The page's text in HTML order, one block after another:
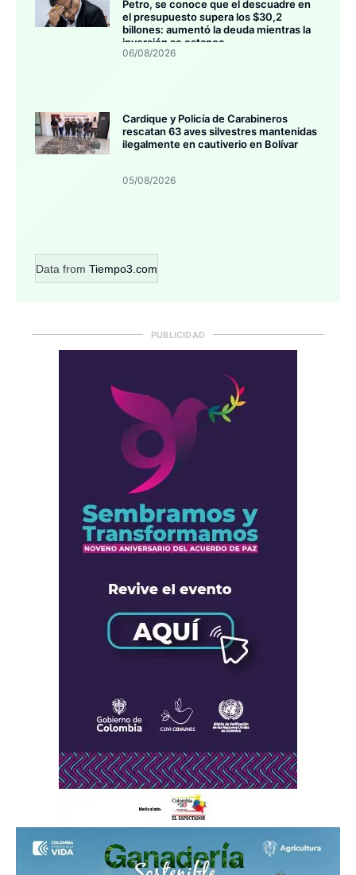
Petro, se conoce que el descuadre en
el presupuesto supera los $30,2
billones: aumentó la deuda mientras la
inversión se estanca
06/08/2026
Cardique y Policía de Carabineros
rescatan 63 aves silvestres mantenidas
ilegalmente en cautiverio en Bolívar
05/08/2026
Data from Tiempo3.com
PUBLICIDAD